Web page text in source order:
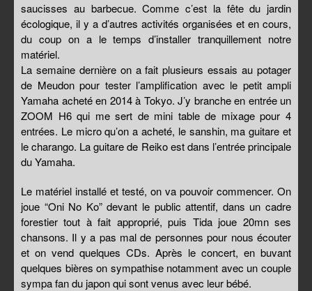
saucisses au barbecue. Comme c’est la fête du jardin
écologique, il y a d’autres activités organisées et en cours,
du coup on a le temps d’installer tranquillement notre
matériel.
La semaine dernière on a fait plusieurs essais au potager
de Meudon pour tester l’amplification avec le petit ampli
Yamaha acheté en 2014 à Tokyo. J’y branche en entrée un
ZOOM H6 qui me sert de mini table de mixage pour 4
entrées. Le micro qu’on a acheté, le sanshin, ma guitare et
le charango. La guitare de Reiko est dans l’entrée principale
du Yamaha.
Le matériel installé et testé, on va pouvoir commencer. On
joue “Oni No Ko” devant le public attentif, dans un cadre
forestier tout à fait approprié, puis Tida joue 20mn ses
chansons. Il y a pas mal de personnes pour nous écouter
et on vend quelques CDs. Après le concert, en buvant
quelques bières on sympathise notamment avec un couple
sympa fan du japon qui sont venus avec leur bébé.